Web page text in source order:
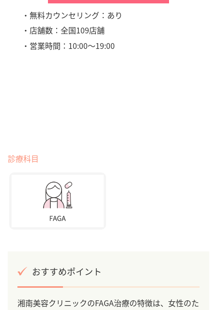
・無料カウンセリング：あり
・店舗数：全国109店舗
・営業時間：10:00〜19:00
診療科目
おすすめポイント
湘南美容クリニックのFAGA治療の特徴は、女性のた